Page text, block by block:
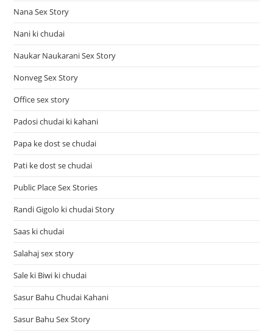
Nana Sex Story
Nani ki chudai
Naukar Naukarani Sex Story
Nonveg Sex Story
Office sex story
Padosi chudai ki kahani
Papa ke dost se chudai
Pati ke dost se chudai
Public Place Sex Stories
Randi Gigolo ki chudai Story
Saas ki chudai
Salahaj sex story
Sale ki Biwi ki chudai
Sasur Bahu Chudai Kahani
Sasur Bahu Sex Story